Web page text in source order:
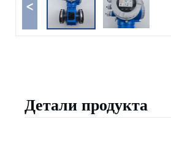
<
Детали продукта